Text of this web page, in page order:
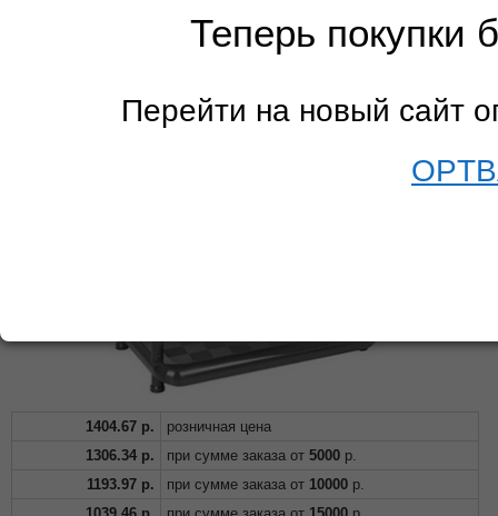
Теперь покупки
Перейти на новый сайт
1404.67 р.
розничная цена
1306.34 р. при сумме заказа от 5000 р.
1193.97 р. при сумме заказа от 10000 р.